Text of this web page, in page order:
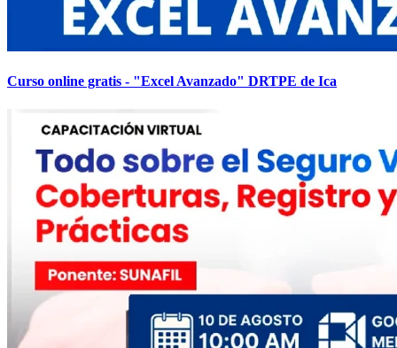
Curso online gratis - "Excel Avanzado" DRTPE de Ica